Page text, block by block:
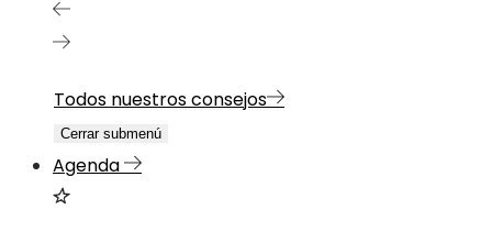
Todos nuestros consejos
Cerrar submenú
Agenda